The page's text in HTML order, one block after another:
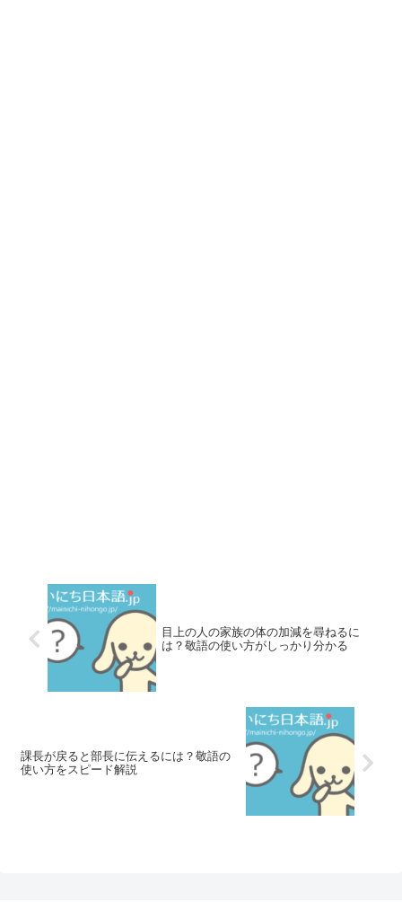
目上の人の家族の体の加減を尋ねるに
は？敬語の使い方がしっかり分かる
課長が戻ると部長に伝えるには？敬語の
使い方をスピード解説